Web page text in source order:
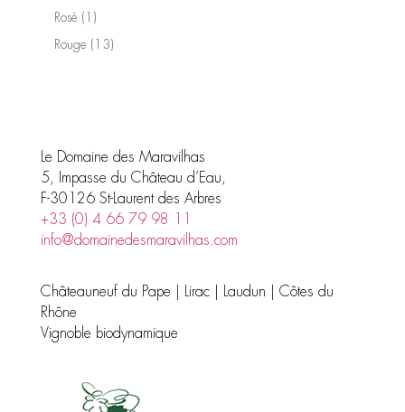
Rosé 1 1
produit
Rouge 1313
Le Domaine des Maravilhas
5, Impasse du Château d’Eau,
F-30126 St-Laurent des Arbres
+33 (0) 4 66 79 98 11
info@domainedesmaravilhas.com
Châteauneuf du Pape | Lirac | Laudun | Côtes du
Rhône
Vignoble biodynamique